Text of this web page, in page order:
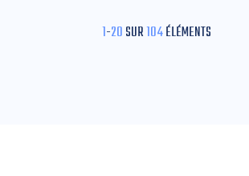
1-20SUR104ÉLÉMENTS